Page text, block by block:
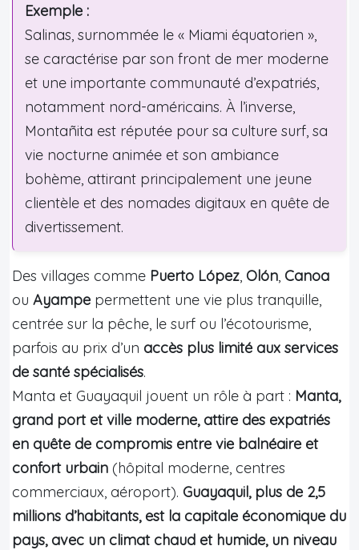
Exemple :
Salinas, surnommée le « Miami équatorien »,
se caractérise par son front de mer moderne
et une importante communauté d’expatriés,
notamment nord-américains. À l’inverse,
Montañita est réputée pour sa culture surf, sa
vie nocturne animée et son ambiance
bohème, attirant principalement une jeune
clientèle et des nomades digitaux en quête de
divertissement.
Des villages comme Puerto López, Olón, Canoa
ou Ayampe permettent une vie plus tranquille,
centrée sur la pêche, le surf ou l’écotourisme,
parfois au prix d’un accès plus limité aux services
de santé spécialisés.
Manta et Guayaquil jouent un rôle à part : Manta,
grand port et ville moderne, attire des expatriés
en quête de compromis entre vie balnéaire et
confort urbain (hôpital moderne, centres
commerciaux, aéroport). Guayaquil, plus de 2,5
millions d’habitants, est la capitale économique du
pays, avec un climat chaud et humide, un niveau